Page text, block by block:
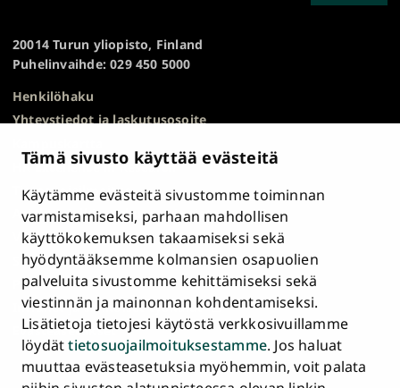
Tämä sivusto käyttää evästeitä
Käytämme evästeitä sivustomme toiminnan
varmistamiseksi, parhaan mahdollisen
käyttökokemuksen takaamiseksi sekä
hyödyntääksemme kolmansien osapuolien
palveluita sivustomme kehittämiseksi sekä
viestinnän ja mainonnan kohdentamiseksi.
Lisätietoja tietojesi käytöstä verkkosivuillamme
löydättietosuojailmoituksestamme. Jos haluat
muuttaa evästeasetuksia myöhemmin, voit palata
20014 Turun yliopisto, Finland
Puhelinvaihde: 029 450 5000
Henkilöhaku
Yhteystiedot ja laskutusosoite
HR Excellence in Research
Tietosuojailmoitus
Asiakirjajulkisuuskuvaus ja tietopyynnöt
Väärinkäytösepäilyt
Saavutettavuusseloste
Palaute
Intranet ja sähköiset työkalut
Evästeasetukset
TurunTurunTurunTurunTurunTurun
TO